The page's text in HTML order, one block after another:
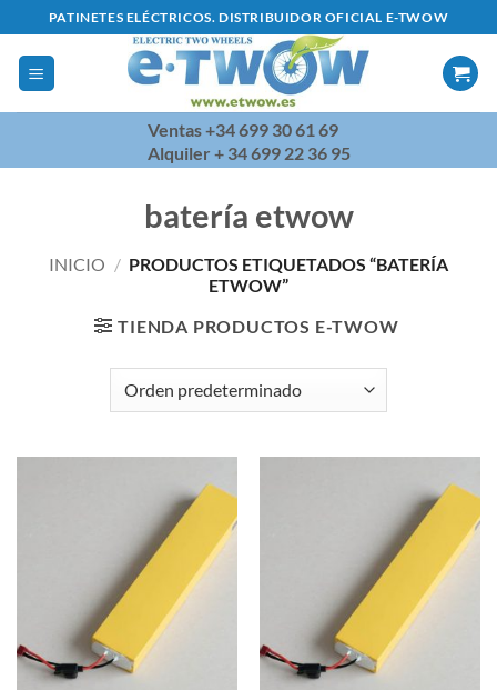
al
contenido
PATINETES ELÉCTRICOS. DISTRIBUIDOR OFICIAL E-TWOW
Ventas +34 699 30 61 69
Alquiler + 34 699 22 36 95
batería etwow
INICIO / PRODUCTOS ETIQUETADOS “BATERÍA
ETWOW”
TIENDA PRODUCTOS E-TWOW